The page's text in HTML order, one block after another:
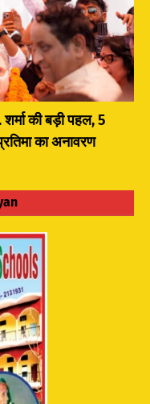
की बड़ी पहल, 5
का अनावरण